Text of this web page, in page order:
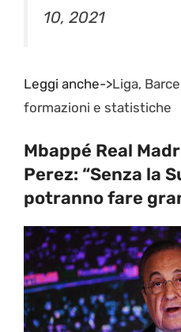
10, 2021
Leggi anche->Liga,
formazioni e statistiche
Mbappé Real
Perez: “Senza la
potranno fare